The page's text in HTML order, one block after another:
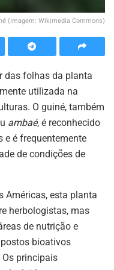
(imagem: Wikimedia Commons)
das folhas da planta
utilizada na
O guiné, também
ambaé, é reconhecido
e é frequentemente
de condições de
Américas, esta planta
herbologistas, mas
de nutrição e
bioativos
Os principais